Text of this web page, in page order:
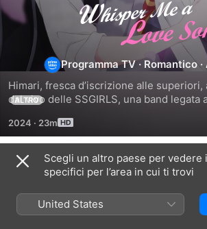
Whisper
Me
a
Song
Programma TV · Romantico ·
Himari, fresca d’iscrizione alle superiori,
dal vivo delle SSGIRLS, una band legata
della cantante, Yori, una studentessa del
punto da dire di essersi “innamorata a
la prende alla lettera e si rende conto di
qualcosa per Himari.
ALTRO
2024 · 23m
Stagione 1
Scegli un altro paese per vedere
specifici per l’area in cui ti trovi
United States